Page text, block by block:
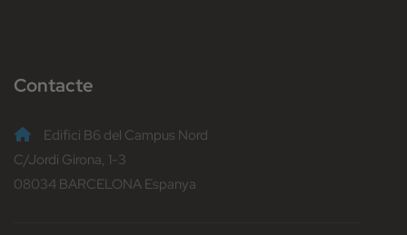
Contacte
Edifici B6 del Campus Nord
C/Jordi Girona, 1-3
08034 BARCELONA Espanya